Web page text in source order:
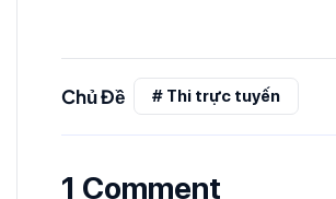
Chủ Đề # Thi trực tuyến
1 Comment